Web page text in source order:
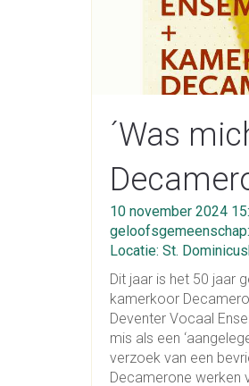
´Was
10 november 2024
Locatie: St.
Dit jaar is het 50 jaar
kamerkoor
Deventer Vocaal
mis als een
verzoek van een
Decamerone werken